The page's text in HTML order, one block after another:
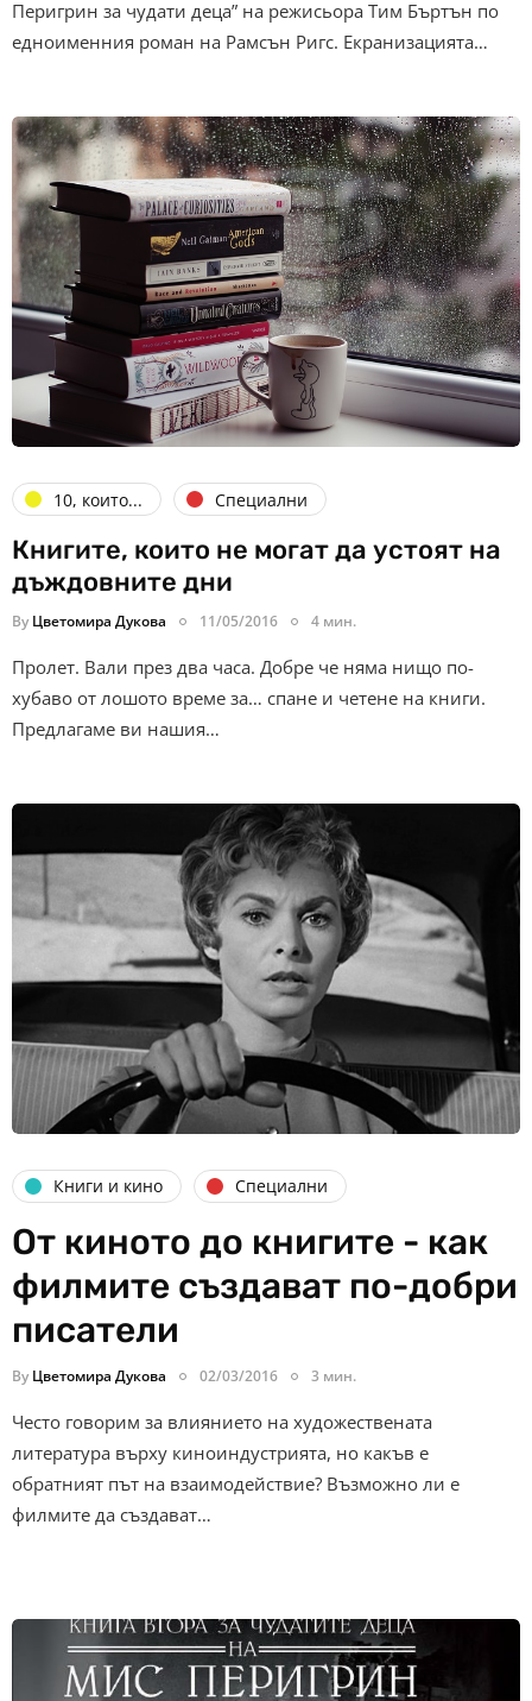
Перигрин за чудати деца” на режисьора Тим Бъртън по
едноименния роман на Рамсън Ригс. Екранизацията…
10, които... Специални
Книгите, които не могат да устоят на
дъждовните дни
By Цветомира Дукова 11/05/2016 4 мин.
Пролет. Вали през два часа. Добре че няма нищо по-
хубаво от лошото време за… спане и четене на книги.
Предлагаме ви нашия…
Книги и кино Специални
От киното до книгите - как
филмите създават по-добри
писатели
By Цветомира Дукова 02/03/2016 3 мин.
Често говорим за влиянието на художествената
литература върху киноиндустрията, но какъв е
обратният път на взаимодействие? Възможно ли е
филмите да създават…